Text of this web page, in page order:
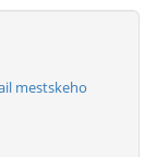
mestskeho